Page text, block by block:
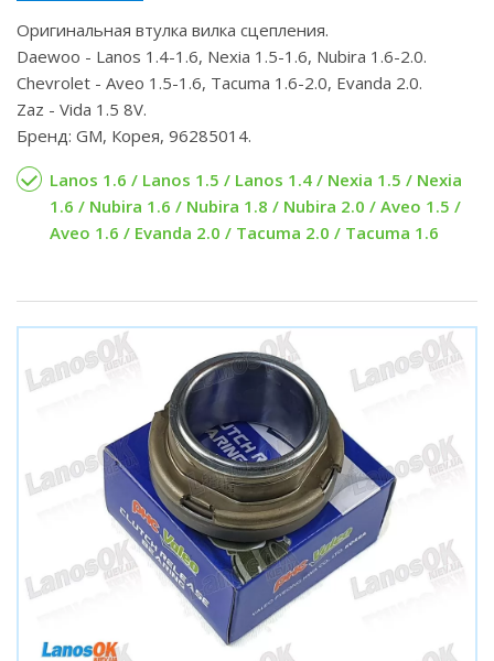
Оригинальная втулка вилка сцепления.
Daewoo - Lanos 1.4-1.6, Nexia 1.5-1.6, Nubira 1.6-2.0.
Chevrolet - Aveo 1.5-1.6, Tacuma 1.6-2.0, Evanda 2.0.
Zaz - Vida 1.5 8V.
Бренд: GM, Корея, 96285014.
Lanos 1.6 / Lanos 1.5 / Lanos 1.4 / Nexia 1.5 / Nexia
1.6 / Nubira 1.6 / Nubira 1.8 / Nubira 2.0 / Aveo 1.5 /
Aveo 1.6 / Evanda 2.0 / Tacuma 2.0 / Tacuma 1.6